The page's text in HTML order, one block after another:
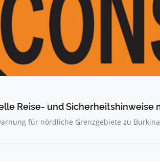
Reise- und Sicherheitshinweise
für nördliche Grenzgebiete zu